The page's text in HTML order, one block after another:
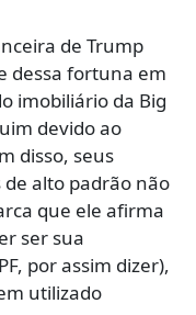
de Trump
dessa fortuna em
imobiliário da Big
devido ao
disso, seus
alto padrão não
que ele afirma
ser sua
por assim dizer),
utilizado